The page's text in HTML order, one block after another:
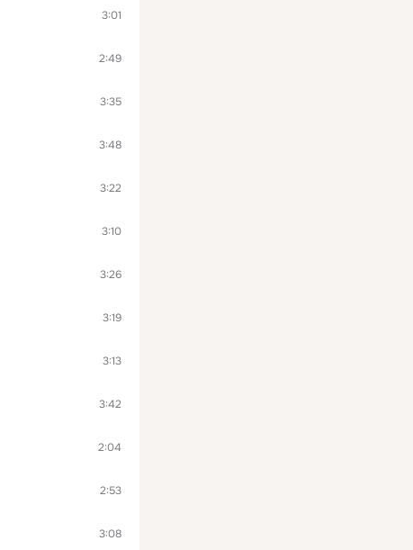
3:01
2:49
3:35
3:48
3:22
3:10
3:26
3:19
3:13
3:42
2:04
2:53
3:08